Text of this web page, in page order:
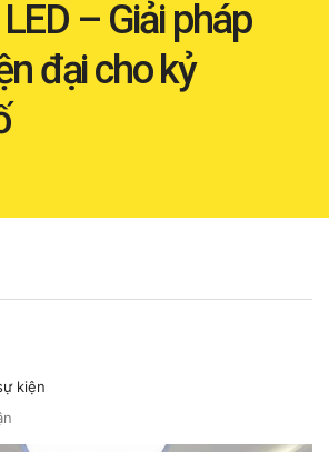
– Giải pháp
đại cho kỷ
kiện